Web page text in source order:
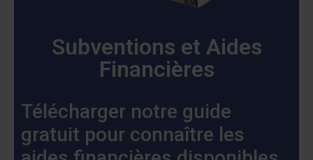
Subventions et Aides
Financières
Télécharger notre guide
gratuit pour connaître les